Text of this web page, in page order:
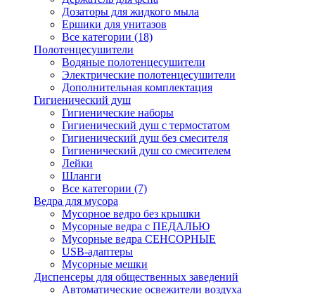
Дозаторы для жидкого мыла
Ершики для унитазов
Все категории (18)
Полотенцесушители
Водяные полотенцесушители
Электрические полотенцесушители
Дополнительная комплектация
Гигиенический душ
Гигиенические наборы
Гигиенический душ с термостатом
Гигиенический душ без смесителя
Гигиенический душ со смесителем
Лейки
Шланги
Все категории (7)
Ведра для мусора
Мусорное ведро без крышки
Мусорные ведра с ПЕДАЛЬЮ
Мусорные ведра СЕНСОРНЫЕ
USB-адаптеры
Мусорные мешки
Диспенсеры для общественных заведений
Автоматические освежители воздуха